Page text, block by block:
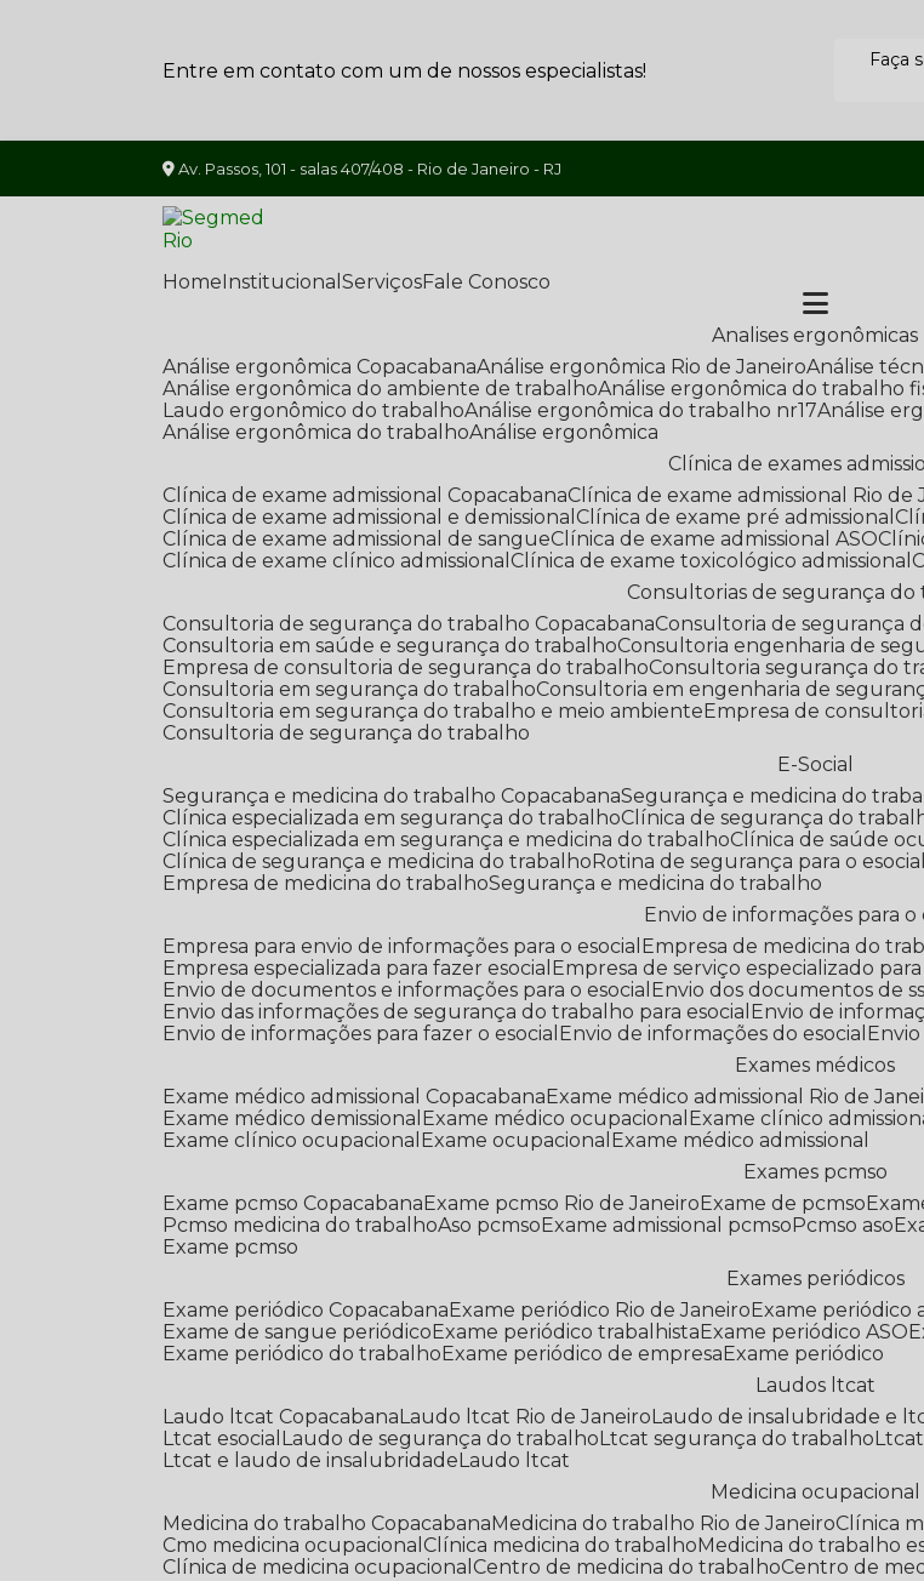
Entre em contato com um de nossos especialistas!
Faça
Av. Passos, 101 - salas 407/408 - Rio de Janeiro - RJ
Home Institucional Serviços Fale Conosco
Analises ergonômicas
Análise ergonômica Copacabana Análise ergonômica Rio de Janeiro Análise
Análise ergonômica do ambiente de trabalho Análise ergonômica do trabalho
Laudo ergonômico do trabalho Análise ergonômica do trabalho nr17 Análise
Análise ergonômica do trabalho Análise ergonômica
Clínica de exames
Clínica de exame admissional Copacabana
Clínica de exame admissional Rio de
Clínica de exame admissional e demissional
Clínica de exame pré admissional
Clínica de exame admissional de sangue
Clínica de exame admissional ASO
Clínica de exame clínico admissional
Clínica de exame toxicológico admissional
Consultorias de segurança
Consultoria de segurança do trabalho Copacabana
Consultoria de segurança
Consultoria em saúde e segurança do trabalho
Consultoria engenharia de
Empresa de consultoria de segurança do trabalho
Consultoria segurança do
Consultoria em segurança do trabalho
Consultoria em engenharia de
Consultoria em segurança do trabalho e meio ambiente
Empresa de
Consultoria de segurança do trabalho
E-Social
Segurança e medicina do trabalho Copacabana Segurança e medicina do
Clínica especializada em segurança do trabalho
Clínica de segurança do
Clínica especializada em segurança e medicina do trabalho
Clínica de saúde
Clínica de segurança e medicina do trabalho
Rotina de segurança para o esocial
Empresa de medicina do trabalho Segurança e medicina do trabalho
Envio de informações para o
Empresa para envio de informações para o esocial
Empresa de medicina do
Empresa especializada para fazer esocial
Empresa de serviço especializado
Envio de documentos e informações para o esocial
Envio dos documentos de
Envio das informações de segurança do trabalho para esocial
Envio de
Envio de informações para fazer o esocial
Envio de informações do esocial
Exames médicos
Exame médico admissional Copacabana
Exame médico admissional Rio de
Exame médico demissional
Exame médico ocupacional Exame clínico
Exame clínico ocupacional
Exame ocupacional
Exame médico admissional
Exames pcmso
Exame pcmso Copacabana
Exame pcmso Rio de Janeiro Exame de pcmso
Pcmso medicina do trabalho Aso pcmso Exame admissional pcmso Pcmso aso
Exame pcmso
Exames periódicos
Exame periódico Copacabana
Exame periódico Rio de Janeiro Exame periódico
Exame de sangue periódico
Exame periódico trabalhista Exame periódico ASO
Exame periódico do trabalho
Exame periódico de empresa
Exame periódico
Laudos ltcat
Laudo ltcat Copacabana Laudo ltcat Rio de Janeiro Laudo de insalubridade e
Ltcat esocial
Laudo de segurança do trabalho Ltcat segurança do trabalho
Ltcat e laudo de insalubridade Laudo ltcat
Medicina ocupacional
Medicina do trabalho Copacabana
Medicina do trabalho Rio de Janeiro Clínica
Cmo medicina ocupacional
Clínica medicina do trabalho Medicina do trabalho
Clínica de medicina ocupacional
Centro de medicina do trabalho Centro de